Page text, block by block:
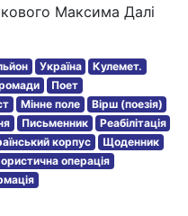
Максима Далі
Україна
Кулемет.
Поет
Мінне поле
Вірш (поезія)
Письменник
Реабілітація
корпус
Щоденник
операція